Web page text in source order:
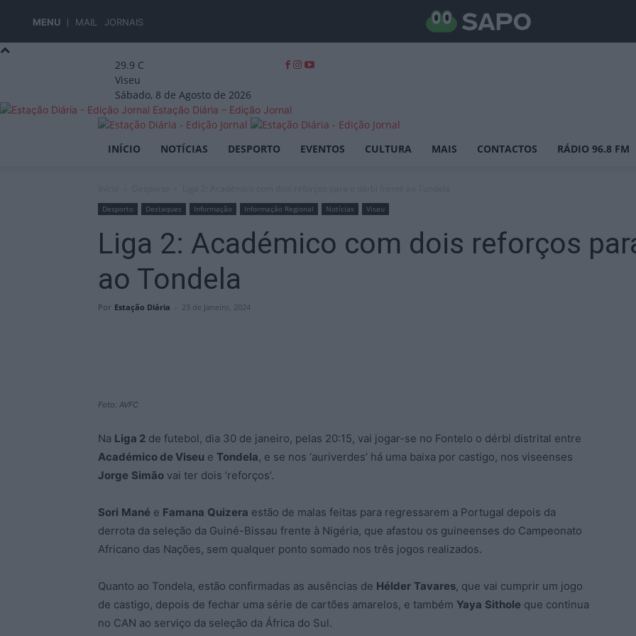
MENU MAIL JORNAIS
29.9 C
Viseu
Sábado, 8 de Agosto de 2026
Estação Diária – Edição Jornal
INÍCIO NOTÍCIAS DESPORTO EVENTOS CULTURA MAIS CONTACTOS RÁDIO 96.8 FM
Desporto Destaques Informação Informação Regional Notícias Viseu
Liga 2: Académico com dois reforços
ao Tondela
Por Estação Diária - 23 de Janeiro, 2024
Foto: AVFC
Na Liga 2 de futebol, dia 30 de janeiro, pelas 20:15, vai jogar-se no Fontelo o dérbi distrital entre
Académico de Viseu e Tondela, e se nos ‘auriverdes’ há uma baixa por castigo, nos viseenses
Jorge Simão vai ter dois ‘reforços’.
Sori Mané e Famana Quizera estão de malas feitas para regressarem a Portugal depois da
derrota da seleção da Guiné-Bissau frente à Nigéria, que afastou os guineenses do Campeonato
Africano das Nações, sem qualquer ponto somado nos três jogos realizados.
Quanto ao Tondela, estão confirmadas as ausências de Hélder Tavares, que vai cumprir um jogo
de castigo, depois de fechar uma série de cartões amarelos, e também Yaya Sithole que continua
no CAN ao serviço da seleção da África do Sul.